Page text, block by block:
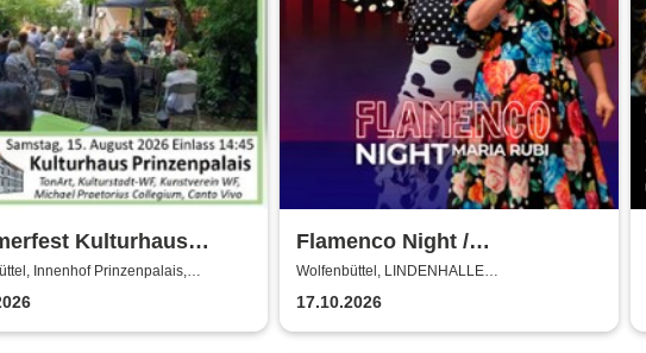
Kulturhaus
Innenhof Prinzenpalais,
Flamenco Night /
Flamencomanía Tour 26/27 -
Deutschlands größte
Flamenco-Tournee
Wolfenbüttel, LINDENHALLE
WOLFENBÜTTEL
17.10.2026